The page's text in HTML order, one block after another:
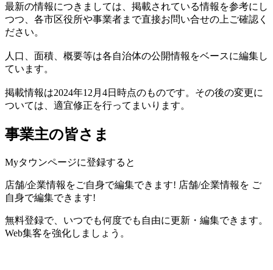
最新の情報につきましては、掲載されている情報を参考にし
つつ、各市区役所や事業者まで直接お問い合せの上ご確認く
ださい。
人口、面積、概要等は各自治体の公開情報をベースに編集し
ています。
掲載情報は2024年12月4日時点のものです。その後の変更に
ついては、適宜修正を行ってまいります。
事業主の皆さま
Myタウンページに登録すると
店舗/企業情報をご自身で編集できます! 店舗/企業情報を ご
自身で編集できます!
無料登録で、いつでも何度でも自由に更新・編集できます。
Web集客を強化しましょう。